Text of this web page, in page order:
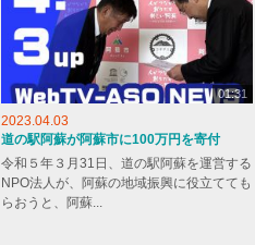
01:31
2023.04.03
道の駅阿蘇が阿蘇市に100万円を寄付
令和５年３月31日、道の駅阿蘇を運営する
NPO法人が、阿蘇の地域振興に役立てても
らおうと、阿蘇...